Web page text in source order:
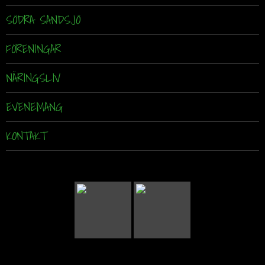
SÖDRA SANDSJÖ
FÖRENINGAR
NÄRINGSLIV
EVENEMANG
KONTAKT